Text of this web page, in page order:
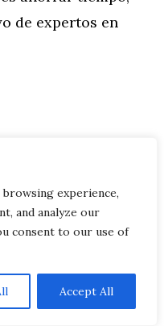
experience,
and analyze our
consent to our use of
Accept All
de expertos en
principiantes
por email